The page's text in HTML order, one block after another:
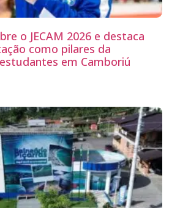
o JECAM 2026 e destaca
como pilares da
em Camboriú